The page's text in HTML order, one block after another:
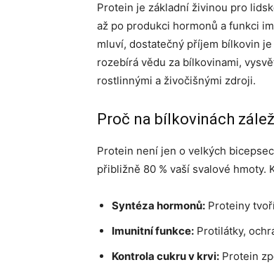
Protein je základní živinou pro
až po produkci hormonů a funkci
mluví, dostatečný příjem bílkovin
rozebírá vědu za bílkovinami,
rostlinnými a živočišnými zdroji.
Proč na bílkovinách
Protein není jen o velkých
přibližně 80 % vaší svalové
Syntéza hormonů: Proteiny
Imunitní funkce: Protilátky,
Kontrola cukru v krvi: Protein